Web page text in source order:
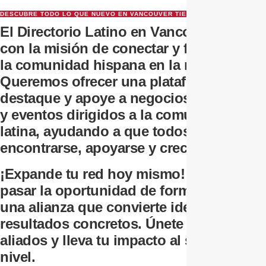
DESCUBRE TODO LO QUE NUEVO EN VANCOUVER TIENE PAR TI
El Directorio Latino en Vancouver surge
con la misión de conectar y fortalecer a
la comunidad hispana en la región.
Queremos ofrecer una plataforma que
destaque y apoye a negocios, servicios
y eventos dirigidos a la comunidad
latina, ayudando a que todos puedan
encontrarse, apoyarse y crecer juntos.
¡Expande tu red hoy mismo! No dejes
pasar la oportunidad de formar parte de
una alianza que convierte ideas en
resultados concretos. Únete a nuestros
aliados y lleva tu impacto al siguiente
nivel.